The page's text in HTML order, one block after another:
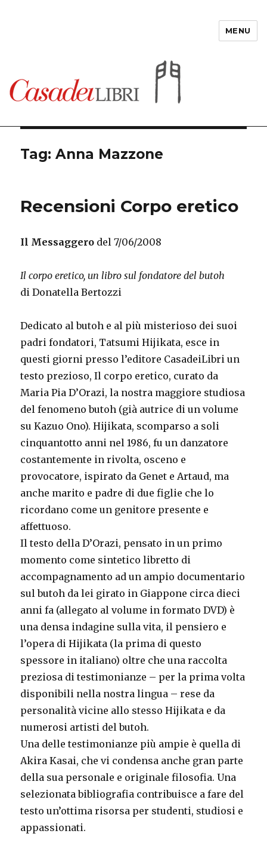
MENU
Tag: Anna Mazzone
Recensioni Corpo eretico
Il Messaggero del 7/06/2008
Il corpo eretico, un libro sul fondatore del butoh
di Donatella Bertozzi
Dedicato al butoh e al più misterioso dei suoi
padri fondatori, Tatsumi Hijikata, esce in
questi giorni presso l’editore CasadeiLibri un
testo prezioso, Il corpo eretico, curato da
Maria Pia D’Orazi, la nostra maggiore studiosa
del fenomeno butoh (già autrice di un volume
su Kazuo Ono). Hijikata, scomparso a soli
cinquantotto anni nel 1986, fu un danzatore
costantemente in rivolta, osceno e
provocatore, ispirato da Genet e Artaud, ma
anche marito e padre di due figlie che lo
ricordano come un genitore presente e
affettuoso.
Il testo della D’Orazi, pensato in un primo
momento come sintetico libretto di
accompagnamento ad un ampio documentario
sul butoh da lei girato in Giappone circa dieci
anni fa (allegato al volume in formato DVD) è
una densa indagine sulla vita, il pensiero e
l’opera di Hijikata (la prima di questo
spessore in italiano) oltre che una raccolta
preziosa di testimonianze – per la prima volta
disponibili nella nostra lingua – rese da
personalità vicine allo stesso Hijikata e da
numerosi artisti del butoh.
Una delle testimonianze più ampie è quella di
Akira Kasai, che vi condensa anche gran parte
della sua personale e originale filosofia. Una
selezionata bibliografia contribuisce a fare del
testo un’ottima risorsa per studenti, studiosi e
appassionati.